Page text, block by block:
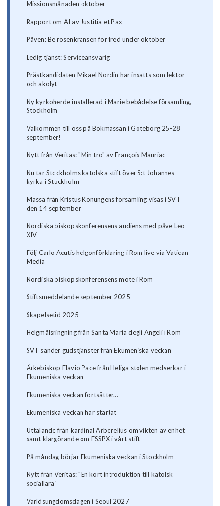
Missionsmånaden oktober
Rapport om AI av Justitia et Pax
Påven: Be rosenkransen för fred under oktober
Ledig tjänst: Serviceansvarig
Prästkandidaten Mikael Nordin har insatts som lektor
och akolyt
Ny kyrkoherde installerad i Marie bebådelse församling,
Stockholm
Välkommen till oss på Bokmässan i Göteborg 25-28
september!
Nytt från Veritas: "Min tro" av François Mauriac
Nu tar Stockholms katolska stift över S:t Johannes
kyrka i Stockholm
Mässa från Kristus Konungens församling visas i SVT
den 14 september
Nordiska biskopskonferensens audiens med påve Leo
XIV
Följ Carlo Acutis helgonförklaring i Rom live via Vatican
Media
Nordiska biskopskonferensens möte i Rom
Stiftsmeddelande september 2025
Skapelsetid 2025
Helgmålsringning från Santa Maria degli Angeli i Rom
SVT sänder gudstjänster från Ekumeniska veckan
Ärkebiskop Flavio Pace från Heliga stolen medverkar i
Ekumeniska veckan
Ekumeniska veckan fortsätter...
Ekumeniska veckan har startat
Uttalande från kardinal Arborelius om vikten av enhet
samt klargörande om FSSPX i vårt stift
På måndag börjar Ekumeniska veckan i Stockholm
Nytt från Veritas: "En kort introduktion till katolsk
sociallära"
Världsungdomsdagen i Seoul 2027